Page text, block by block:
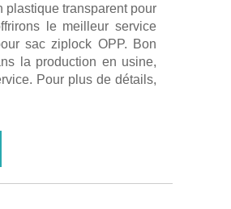
plastique transparent pour
le meilleur service
sac ziplock OPP. Bon
la production en usine,
Pour plus de détails,